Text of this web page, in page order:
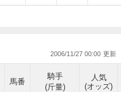
2006/11/27 00:00
馬番
騎手
(斤量)
人気
(オッズ)